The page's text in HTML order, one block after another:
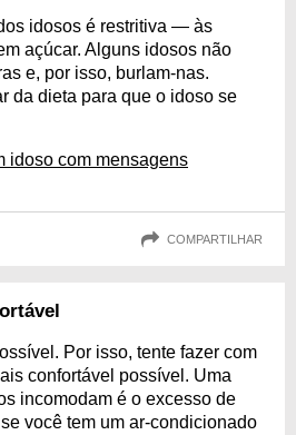
idosos é restritiva — às
açúcar. Alguns idosos não
e, por isso, burlam-nas.
da dieta para que o idoso se
idoso com mensagens
COMPARTILHAR
Por isso, tente fazer com
confortável possível. Uma
incomodam é o excesso de
você tem um ar-condicionado